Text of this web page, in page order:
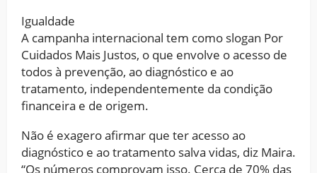
Igualdade
A campanha internacional tem como slogan Por
Cuidados Mais Justos, o que envolve o acesso de
todos à prevenção, ao diagnóstico e ao
tratamento, independentemente da condição
financeira e de origem.
Não é exagero afirmar que ter acesso ao
diagnóstico e ao tratamento salva vidas, diz Maira.
“Os números comprovam isso. Cerca de 70% das